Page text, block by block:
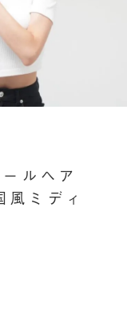
ルヘア
ミディ